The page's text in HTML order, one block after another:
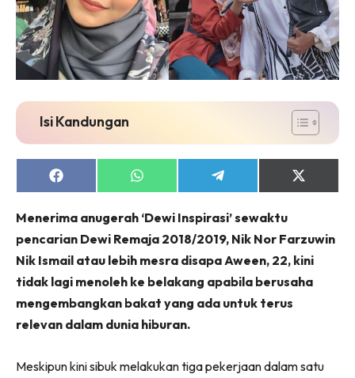
Isi Kandungan
Share
on
Share
on
Share
on
Share
on
Menerima anugerah ‘Dewi Inspirasi’ sewaktu
pencarian Dewi Remaja 2018/2019, Nik Nor Farzuwin
Nik Ismail atau lebih mesra disapa Aween, 22, kini
tidak lagi menoleh ke belakang apabila berusaha
mengembangkan bakat yang ada untuk terus
relevan dalam dunia hiburan.
Meskipun kini sibuk melakukan tiga pekerjaan dalam satu